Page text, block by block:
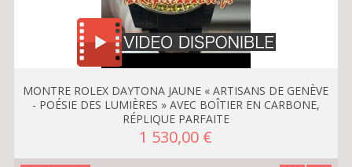
MONTRE ROLEX DAYTONA JAUNE « ARTISANS DE GENÈVE
- POÉSIE DES LUMIÈRES » AVEC BOÎTIER EN CARBONE,
RÉPLIQUE PARFAITE
1 530,00 €